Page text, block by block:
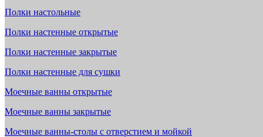
Полки настольные
Полки настенные открытые
Полки настенные закрытые
Полки настенные для сушки
Моечные ванны открытые
Моечные ванны закрытые
Моечные ванны-столы с отверстием и мойкой